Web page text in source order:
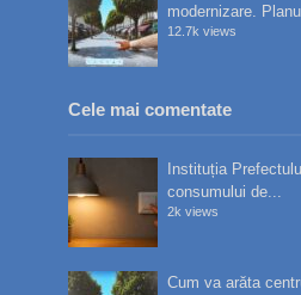
modernizare.
12.7k views
Cele mai comentate
Instituția
consumului de...
2k views
Cum va arăta